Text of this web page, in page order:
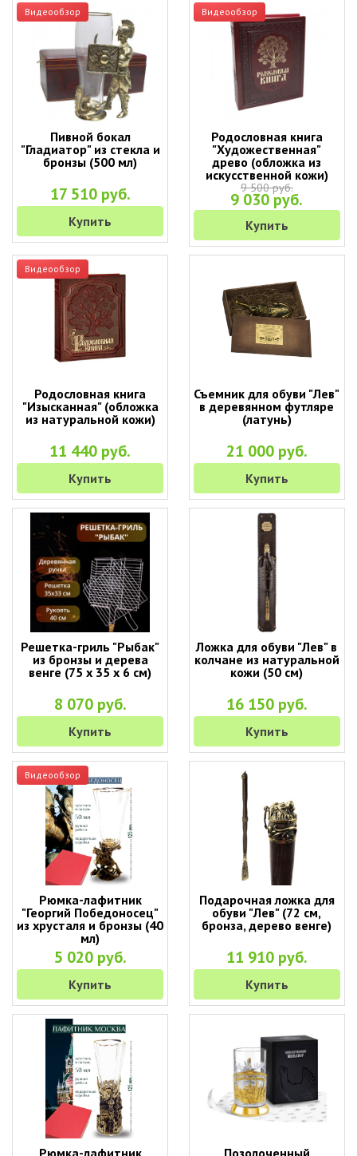
Видеообзор
Пивной бокал
"Гладиатор" из стекла и
бронзы (500 мл)
17 510 руб.
Купить
Видеообзор
Родословная книга
"Художественная"
древо (обложка из
искусственной кожи)
9 500 руб.
9 030 руб.
Купить
Видеообзор
Родословная книга
"Изысканная" (обложка
из натуральной кожи)
11 440 руб.
Купить
Съемник для обуви "Лев"
в деревянном футляре
(латунь)
21 000 руб.
Купить
Решетка-гриль "Рыбак"
из бронзы и дерева
венге (75 х 35 х 6 см)
8 070 руб.
Купить
Ложка для обуви "Лев" в
колчане из натуральной
кожи (50 см)
16 150 руб.
Купить
Видеообзор
Рюмка-лафитник
"Георгий Победоносец"
из хрусталя и бронзы (40
мл)
5 020 руб.
Купить
Подарочная ложка для
обуви "Лев" (72 см,
бронза, дерево венге)
11 910 руб.
Купить
Рюмка-лафитник
Позолоченный